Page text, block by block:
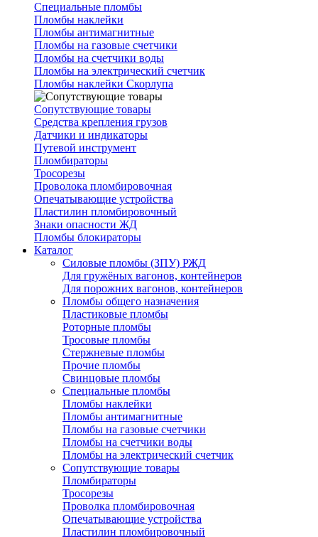
Специальные пломбы
Пломбы наклейки
Пломбы антимагнитные
Пломбы на газовые счетчики
Пломбы на счетчики воды
Пломбы на электрический счетчик
Пломбы наклейки Скорлупа
Сопутствующие товары
Средства крепления грузов
Датчики и индикаторы
Путевой инструмент
Пломбираторы
Тросорезы
Проволока пломбировочная
Опечатывающие устройства
Пластилин пломбировочный
Знаки опасности ЖД
Пломбы блокираторы
Каталог
Силовые пломбы (ЗПУ) РЖД
Для гружёных вагонов, контейнеров
Для порожних вагонов, контейнеров
Пломбы общего назначения
Пластиковые пломбы
Роторные пломбы
Тросовые пломбы
Стержневые пломбы
Прочие пломбы
Свинцовые пломбы
Специальные пломбы
Пломбы наклейки
Пломбы антимагнитные
Пломбы на газовые счетчики
Пломбы на счетчики воды
Пломбы на электрический счетчик
Сопутствующие товары
Пломбираторы
Тросорезы
Проволка пломбировочная
Опечатывающие устройства
Пластилин пломбировочный